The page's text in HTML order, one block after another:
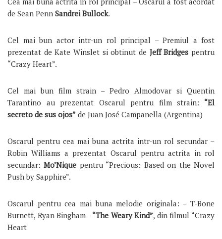
de Sean Penn Sandrei Bullock.
Cel mai bun actor intr-un rol principal – Premiul a fost
prezentat de Kate Winslet si obtinut de Jeff Bridges pentru
“Crazy Heart”.
Cel mai bun film strain – Pedro Almodovar si Quentin
Tarantino au prezentat Oscarul pentru film strain: “El
secreto de sus ojos” de Juan José Campanella (Argentina)
Oscarul pentru cea mai buna actrita intr-un rol secundar –
Robin Williams a prezentat Oscarul pentru actrita in rol
secundar:Mo’Nique pentru “Precious: Based on the Novel
Push by Sapphire”.
Oscarul pentru cea mai buna melodie originala: – T-Bone
Burnett, Ryan Bingham –“The Weary Kind”, din filmul “Crazy
Heart